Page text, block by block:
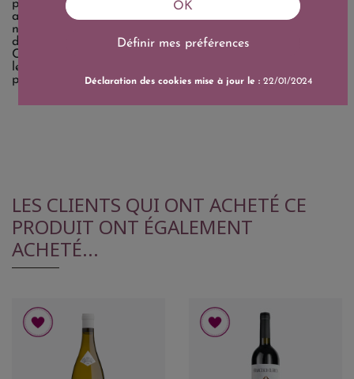
profond, aux tanins soyeux, avec une belle fraîcheur grâce
au Cabernet Franc. On y retrouve des arômes de fruits
noirs, de violette, de réglisse et d’épices, avec une capacité
de garde allant jusqu’à 20 ans selon les millésimes.
Château Nénin s’impose aujourd’hui comme l’un des crus
les plus réguliers et solides de Pomerol, alliant tradition,
précision et expression fidèle de son terroir.
LES CLIENTS QUI ONT ACHETÉ CE
PRODUIT ONT ÉGALEMENT
ACHETÉ...
Définir mes préférences
OK
Déclaration des cookies mise à jour le :22/01/2024